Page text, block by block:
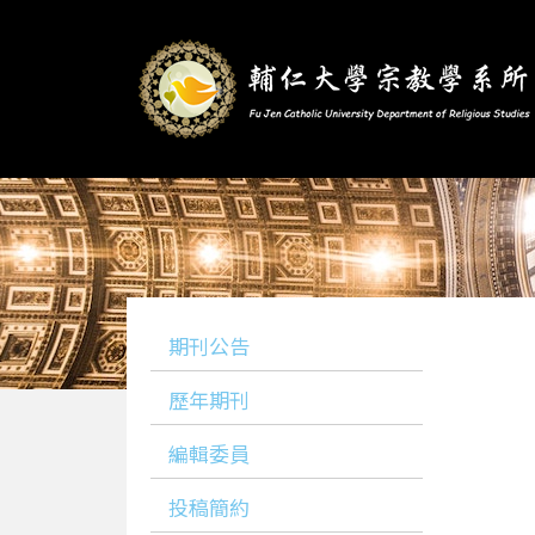
期刊公告
歷年期刊
編輯委員
投稿簡約